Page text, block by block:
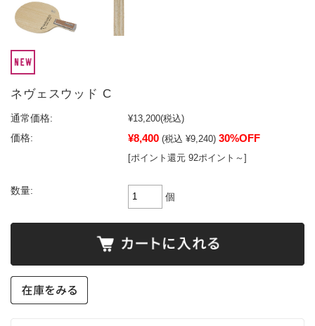
ネヴェスウッド C
通常価格: ¥13,200(税込)
価格:
¥8,400 (税込 ¥9,240) 30%OFF
[ポイント還元 92ポイント～]
数量:
個